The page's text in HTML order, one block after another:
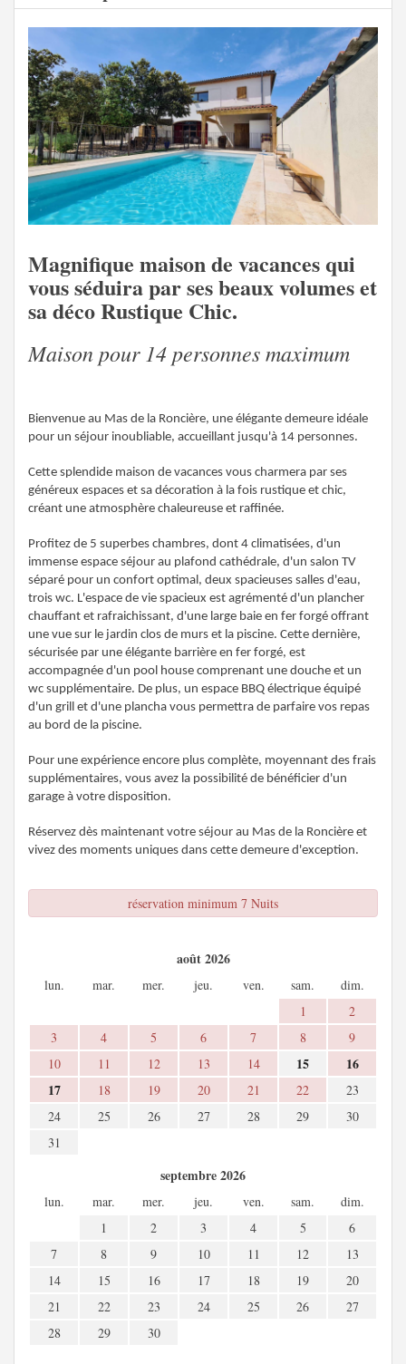
Magnifique maison de vacances qui
vous séduira par ses beaux volumes et
sa déco Rustique Chic.
Maison pour 14 personnes maximum
Bienvenue au Mas de la Roncière, une élégante demeure idéale
pour un séjour inoubliable, accueillant jusqu'à 14 personnes.
Cette splendide maison de vacances vous charmera par ses
généreux espaces et sa décoration à la fois rustique et chic,
créant une atmosphère chaleureuse et raffinée.
Profitez de 5 superbes chambres, dont 4 climatisées, d'un
immense espace séjour au plafond cathédrale, d'un salon TV
séparé pour un confort optimal, deux spacieuses salles d'eau,
trois wc. L'espace de vie spacieux est agrémenté d'un plancher
chauffant et rafraichissant, d'une large baie en fer forgé offrant
une vue sur le jardin clos de murs et la piscine. Cette dernière,
sécurisée par une élégante barrière en fer forgé, est
accompagnée d'un pool house comprenant une douche et un
wc supplémentaire. De plus, un espace BBQ électrique équipé
d'un grill et d'une plancha vous permettra de parfaire vos repas
au bord de la piscine.
Pour une expérience encore plus complète, moyennant des frais
supplémentaires, vous avez la possibilité de bénéficier d'un
garage à votre disposition.
Réservez dès maintenant votre séjour au Mas de la Roncière et
vivez des moments uniques dans cette demeure d'exception.
réservation minimum 7 Nuits
août 2026
lun. mar. mer. jeu. ven. sam.
dim.
1
2
3
4 5 6 7 8
9
10
11 12 13 14 15
16
17
18 19 20 21 22
23
24
25 26 27 28 29
30
31
septembre 2026
lun. mar. mer. jeu. ven. sam.
dim.
1
2 3 4 5
6
7
8 9 10 11 12
13
14
15 16 17 18 19
20
21
22 23 24 25 26
27
28
29 30